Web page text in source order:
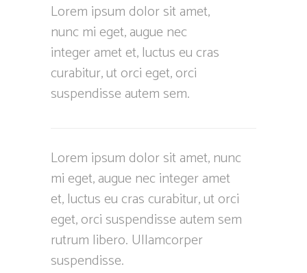
Lorem ipsum dolor sit amet,
nunc mi eget, augue nec
integer amet et, luctus eu cras
curabitur, ut orci eget, orci
suspendisse autem sem.
Lorem ipsum dolor sit amet, nunc
mi eget, augue nec integer amet
et, luctus eu cras curabitur, ut orci
eget, orci suspendisse autem sem
rutrum libero. Ullamcorper
suspendisse.